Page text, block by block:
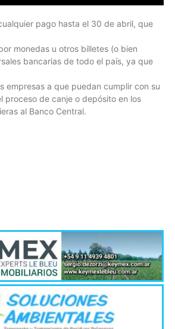
pago hasta el 30 de abril, que
monedas u otros billetes (o bien
bancarias de todo el país, ya que
empresas a que puedan cumplir con su
de canje o depósito en los
al Banco Central.